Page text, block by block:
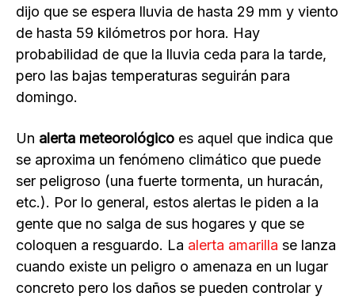
dijo que se espera lluvia de hasta 29 mm y viento
de hasta 59 kilómetros por hora. Hay
probabilidad de que la lluvia ceda para la tarde,
pero las bajas temperaturas seguirán para
domingo.
Un alerta meteorológico es aquel que indica que
se aproxima un fenómeno climático que puede
ser peligroso (una fuerte tormenta, un huracán,
etc.). Por lo general, estos alertas le piden a la
gente que no salga de sus hogares y que se
coloquen a resguardo. La alerta amarilla se lanza
cuando existe un peligro o amenaza en un lugar
concreto pero los daños se pueden controlar y